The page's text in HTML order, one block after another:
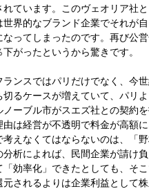
れています。このヴェオリア社
世界的なブランド企業でそれが
なってしまったのです。再び公
下がったというから驚きです。
スではパリだけでなく、今世
切るケースが増えていて、パリ
ノーブル市がスエズ社との契約
由は経営が不透明で料金が高額
考えなくてはならないのは、「
分析によれば、民間企業が請け
「効率化」できたとしても、そ
元されるよりは企業利益として